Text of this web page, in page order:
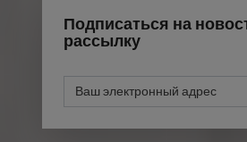
Подписаться на
рассылку